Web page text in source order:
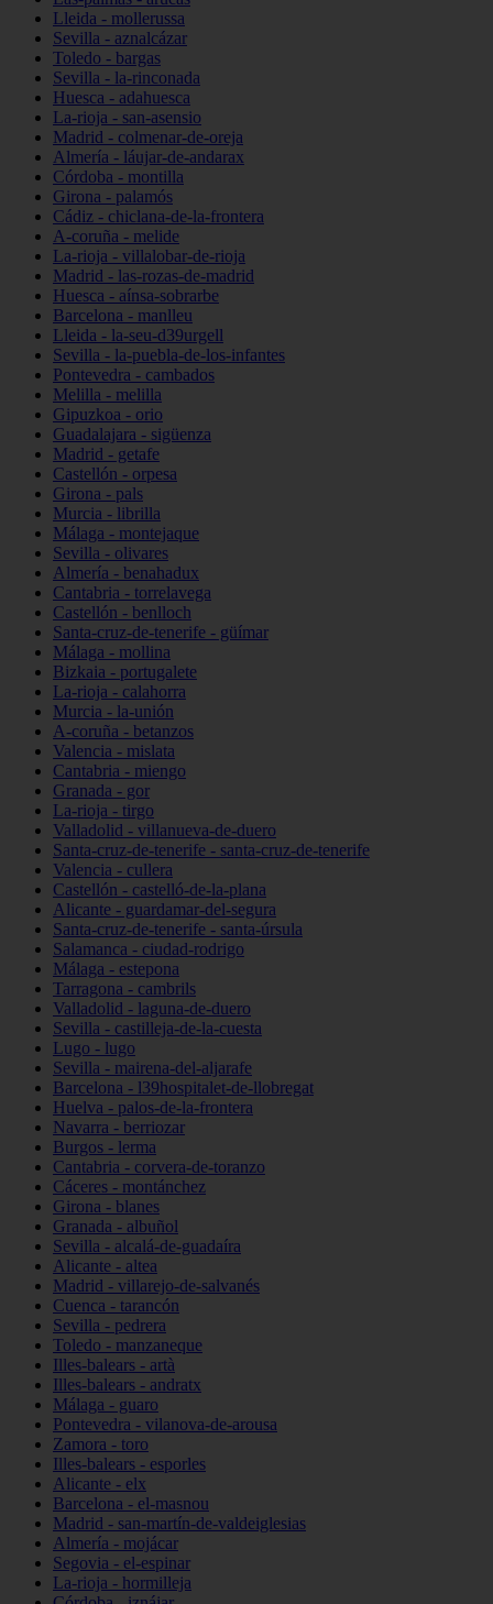
Lleida - mollerussa
Sevilla - aznalcázar
Toledo - bargas
Sevilla - la-rinconada
Huesca - adahuesca
La-rioja - san-asensio
Madrid - colmenar-de-oreja
Almería - láujar-de-andarax
Córdoba - montilla
Girona - palamós
Cádiz - chiclana-de-la-frontera
A-coruña - melide
La-rioja - villalobar-de-rioja
Madrid - las-rozas-de-madrid
Huesca - aínsa-sobrarbe
Barcelona - manlleu
Lleida - la-seu-d39urgell
Sevilla - la-puebla-de-los-infantes
Pontevedra - cambados
Melilla - melilla
Gipuzkoa - orio
Guadalajara - sigüenza
Madrid - getafe
Castellón - orpesa
Girona - pals
Murcia - librilla
Málaga - montejaque
Sevilla - olivares
Almería - benahadux
Cantabria - torrelavega
Castellón - benlloch
Santa-cruz-de-tenerife - güímar
Málaga - mollina
Bizkaia - portugalete
La-rioja - calahorra
Murcia - la-unión
A-coruña - betanzos
Valencia - mislata
Cantabria - miengo
Granada - gor
La-rioja - tirgo
Valladolid - villanueva-de-duero
Santa-cruz-de-tenerife - santa-cruz-de-tenerife
Valencia - cullera
Castellón - castelló-de-la-plana
Alicante - guardamar-del-segura
Santa-cruz-de-tenerife - santa-úrsula
Salamanca - ciudad-rodrigo
Málaga - estepona
Tarragona - cambrils
Valladolid - laguna-de-duero
Sevilla - castilleja-de-la-cuesta
Lugo - lugo
Sevilla - mairena-del-aljarafe
Barcelona - l39hospitalet-de-llobregat
Huelva - palos-de-la-frontera
Navarra - berriozar
Burgos - lerma
Cantabria - corvera-de-toranzo
Cáceres - montánchez
Girona - blanes
Granada - albuñol
Sevilla - alcalá-de-guadaíra
Alicante - altea
Madrid - villarejo-de-salvanés
Cuenca - tarancón
Sevilla - pedrera
Toledo - manzaneque
Illes-balears - artà
Illes-balears - andratx
Málaga - guaro
Pontevedra - vilanova-de-arousa
Zamora - toro
Illes-balears - esporles
Alicante - elx
Barcelona - el-masnou
Madrid - san-martín-de-valdeiglesias
Almería - mojácar
Segovia - el-espinar
La-rioja - hormilleja